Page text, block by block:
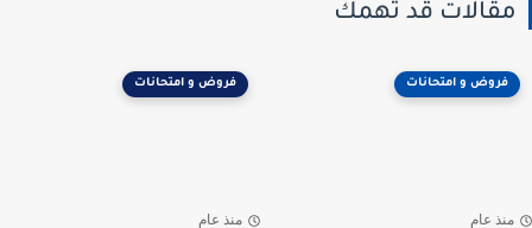
مقالات قد تهمك
فروض و امتحانات
منذ عام
فروض و امتحانات
منذ عام